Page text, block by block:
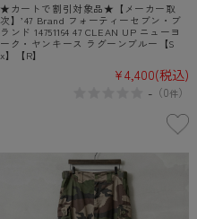
★カートで割引対象品★【メーカー取
次】’47 Brand フォーティーセブン・ブ
ランド 14751164 47 CLEAN UP ニューヨ
ーク・ヤンキース ラグーンブルー【S
x】【R】
¥4,400(税込)
- （0件）